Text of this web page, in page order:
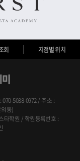
회 지점별 위치
5038-0972 / 주소 :
동)
타학원 / 학원등록번호 :